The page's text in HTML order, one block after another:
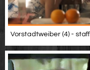
Vorstadtweiber (4) -